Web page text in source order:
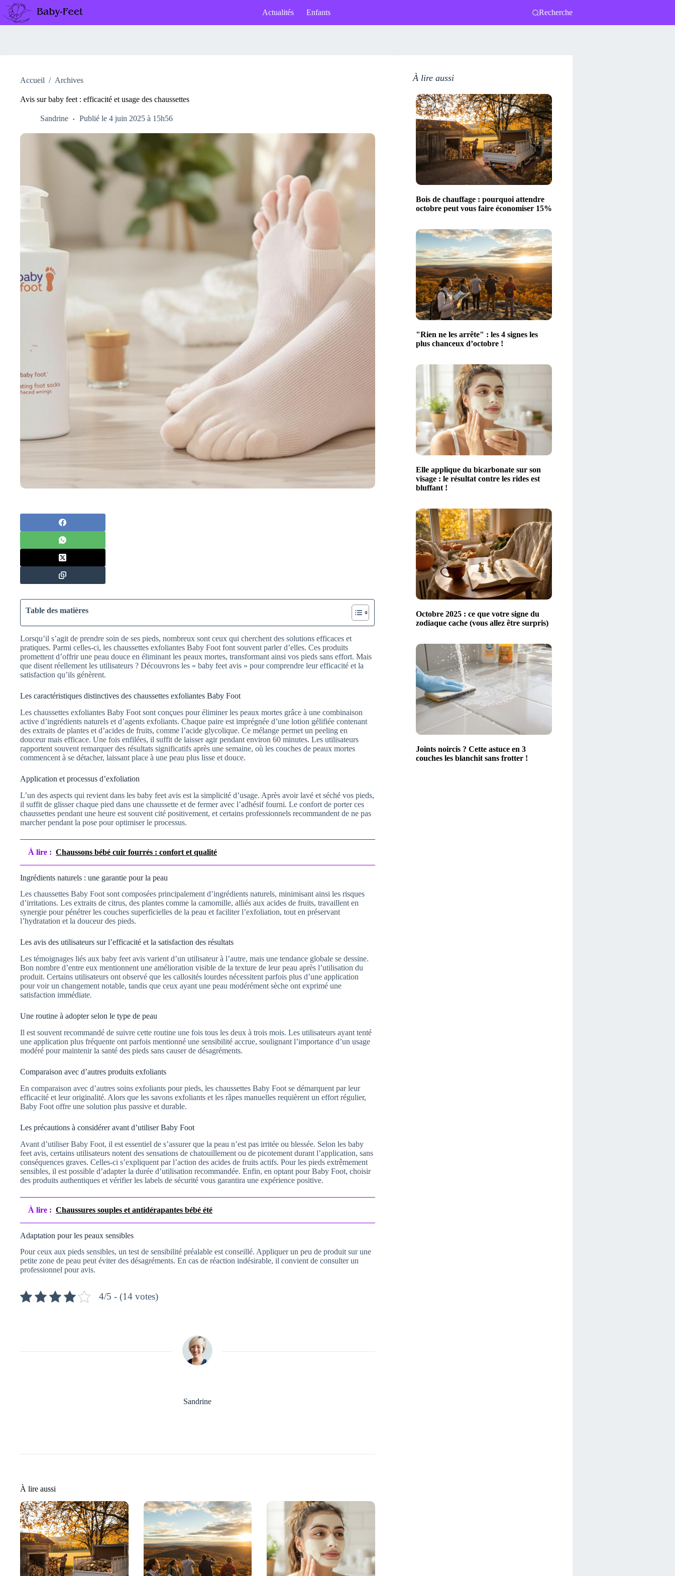
Passer
au
contenu
Actualités Enfants Recherche
Accueil / Archives
Avis sur baby feet : efficacité et usage des chaussettes
Sandrine Publié le 4 juin 2025 à 15h56
Table des matières
Lorsqu’il s’agit de prendre soin de ses pieds, nombreux sont ceux qui cherchent des solutions efficaces et
pratiques. Parmi celles-ci, les chaussettes exfoliantes Baby Foot font souvent parler d’elles. Ces produits
promettent d’offrir une peau douce en éliminant les peaux mortes, transformant ainsi vos pieds sans effort. Mais
que disent réellement les utilisateurs ? Découvrons les « baby feet avis » pour comprendre leur efficacité et la
satisfaction qu’ils génèrent.
Les caractéristiques distinctives des chaussettes exfoliantes Baby Foot
Les chaussettes exfoliantes Baby Foot sont conçues pour éliminer les peaux mortes grâce à une combinaison
active d’ingrédients naturels et d’agents exfoliants. Chaque paire est imprégnée d’une lotion gélifiée contenant
des extraits de plantes et d’acides de fruits, comme l’acide glycolique. Ce mélange permet un peeling en
douceur mais efficace. Une fois enfilées, il suffit de laisser agir pendant environ 60 minutes. Les utilisateurs
rapportent souvent remarquer des résultats significatifs après une semaine, où les couches de peaux mortes
commencent à se détacher, laissant place à une peau plus lisse et douce.
Application et processus d’exfoliation
L’un des aspects qui revient dans les baby feet avis est la simplicité d’usage. Après avoir lavé et séché vos pieds,
il suffit de glisser chaque pied dans une chaussette et de fermer avec l’adhésif fourni. Le confort de porter ces
chaussettes pendant une heure est souvent cité positivement, et certains professionnels recommandent de ne pas
marcher pendant la pose pour optimiser le processus.
À lire : Chaussons bébé cuir fourrés : confort et qualité
Ingrédients naturels : une garantie pour la peau
Les chaussettes Baby Foot sont composées principalement d’ingrédients naturels, minimisant ainsi les risques
d’irritations. Les extraits de citrus, des plantes comme la camomille, alliés aux acides de fruits, travaillent en
synergie pour pénétrer les couches superficielles de la peau et faciliter l’exfoliation, tout en préservant
l’hydratation et la douceur des pieds.
Les avis des utilisateurs sur l’efficacité et la satisfaction des résultats
Les témoignages liés aux baby feet avis varient d’un utilisateur à l’autre, mais une tendance globale se dessine.
Bon nombre d’entre eux mentionnent une amélioration visible de la texture de leur peau après l’utilisation du
produit. Certains utilisateurs ont observé que les callosités lourdes nécessitent parfois plus d’une application
pour voir un changement notable, tandis que ceux ayant une peau modérément sèche ont exprimé une
satisfaction immédiate.
Une routine à adopter selon le type de peau
Il est souvent recommandé de suivre cette routine une fois tous les deux à trois mois. Les utilisateurs ayant tenté
une application plus fréquente ont parfois mentionné une sensibilité accrue, soulignant l’importance d’un usage
modéré pour maintenir la santé des pieds sans causer de désagréments.
Comparaison avec d’autres produits exfoliants
En comparaison avec d’autres soins exfoliants pour pieds, les chaussettes Baby Foot se démarquent par leur
efficacité et leur originalité. Alors que les savons exfoliants et les râpes manuelles requièrent un effort régulier,
Baby Foot offre une solution plus passive et durable.
Les précautions à considérer avant d’utiliser Baby Foot
Avant d’utiliser Baby Foot, il est essentiel de s’assurer que la peau n’est pas irritée ou blessée. Selon les baby
feet avis, certains utilisateurs notent des sensations de chatouillement ou de picotement durant l’application, sans
conséquences graves. Celles-ci s’expliquent par l’action des acides de fruits actifs. Pour les pieds extrêmement
sensibles, il est possible d’adapter la durée d’utilisation recommandée. Enfin, en optant pour Baby Foot, choisir
des produits authentiques et vérifier les labels de sécurité vous garantira une expérience positive.
À lire : Chaussures souples et antidérapantes bébé été
Adaptation pour les peaux sensibles
Pour ceux aux pieds sensibles, un test de sensibilité préalable est conseillé. Appliquer un peu de produit sur une
petite zone de peau peut éviter des désagréments. En cas de réaction indésirable, il convient de consulter un
professionnel pour avis.
4/5 - (14 votes)
Sandrine
À lire aussi
À lire aussi
Bois de chauffage : pourquoi attendre
octobre peut vous faire économiser 15%
"Rien ne les arrête" : les 4 signes les
plus chanceux d’octobre !
Elle applique du bicarbonate sur son
visage : le résultat contre les rides est
bluffant !
Octobre 2025 : ce que votre signe du
zodiaque cache (vous allez être surpris)
Joints noircis ? Cette astuce en 3
couches les blanchit sans frotter !